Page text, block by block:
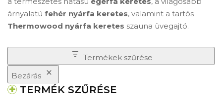
árnyalatú fehér nyárfa keretes, valamint a tartós
Thermowood nyárfa keretes szauna üvegajtó.
Termékek szűrése
Bezárás
TERMÉK SZŰRÉSE